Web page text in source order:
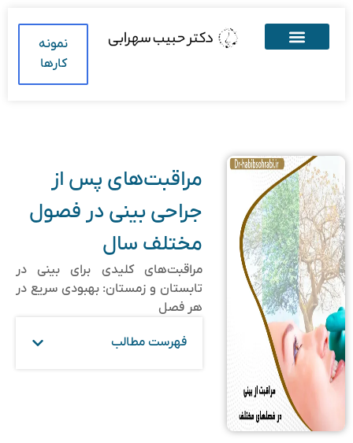
نمونه
کارها
مراقبت‌های پس از
جراحی بینی در فصول
مختلف سال
مراقبت‌های کلیدی برای بینی در
تابستان و زمستان: بهبودی سریع در
هر فصل
فهرست مطالب